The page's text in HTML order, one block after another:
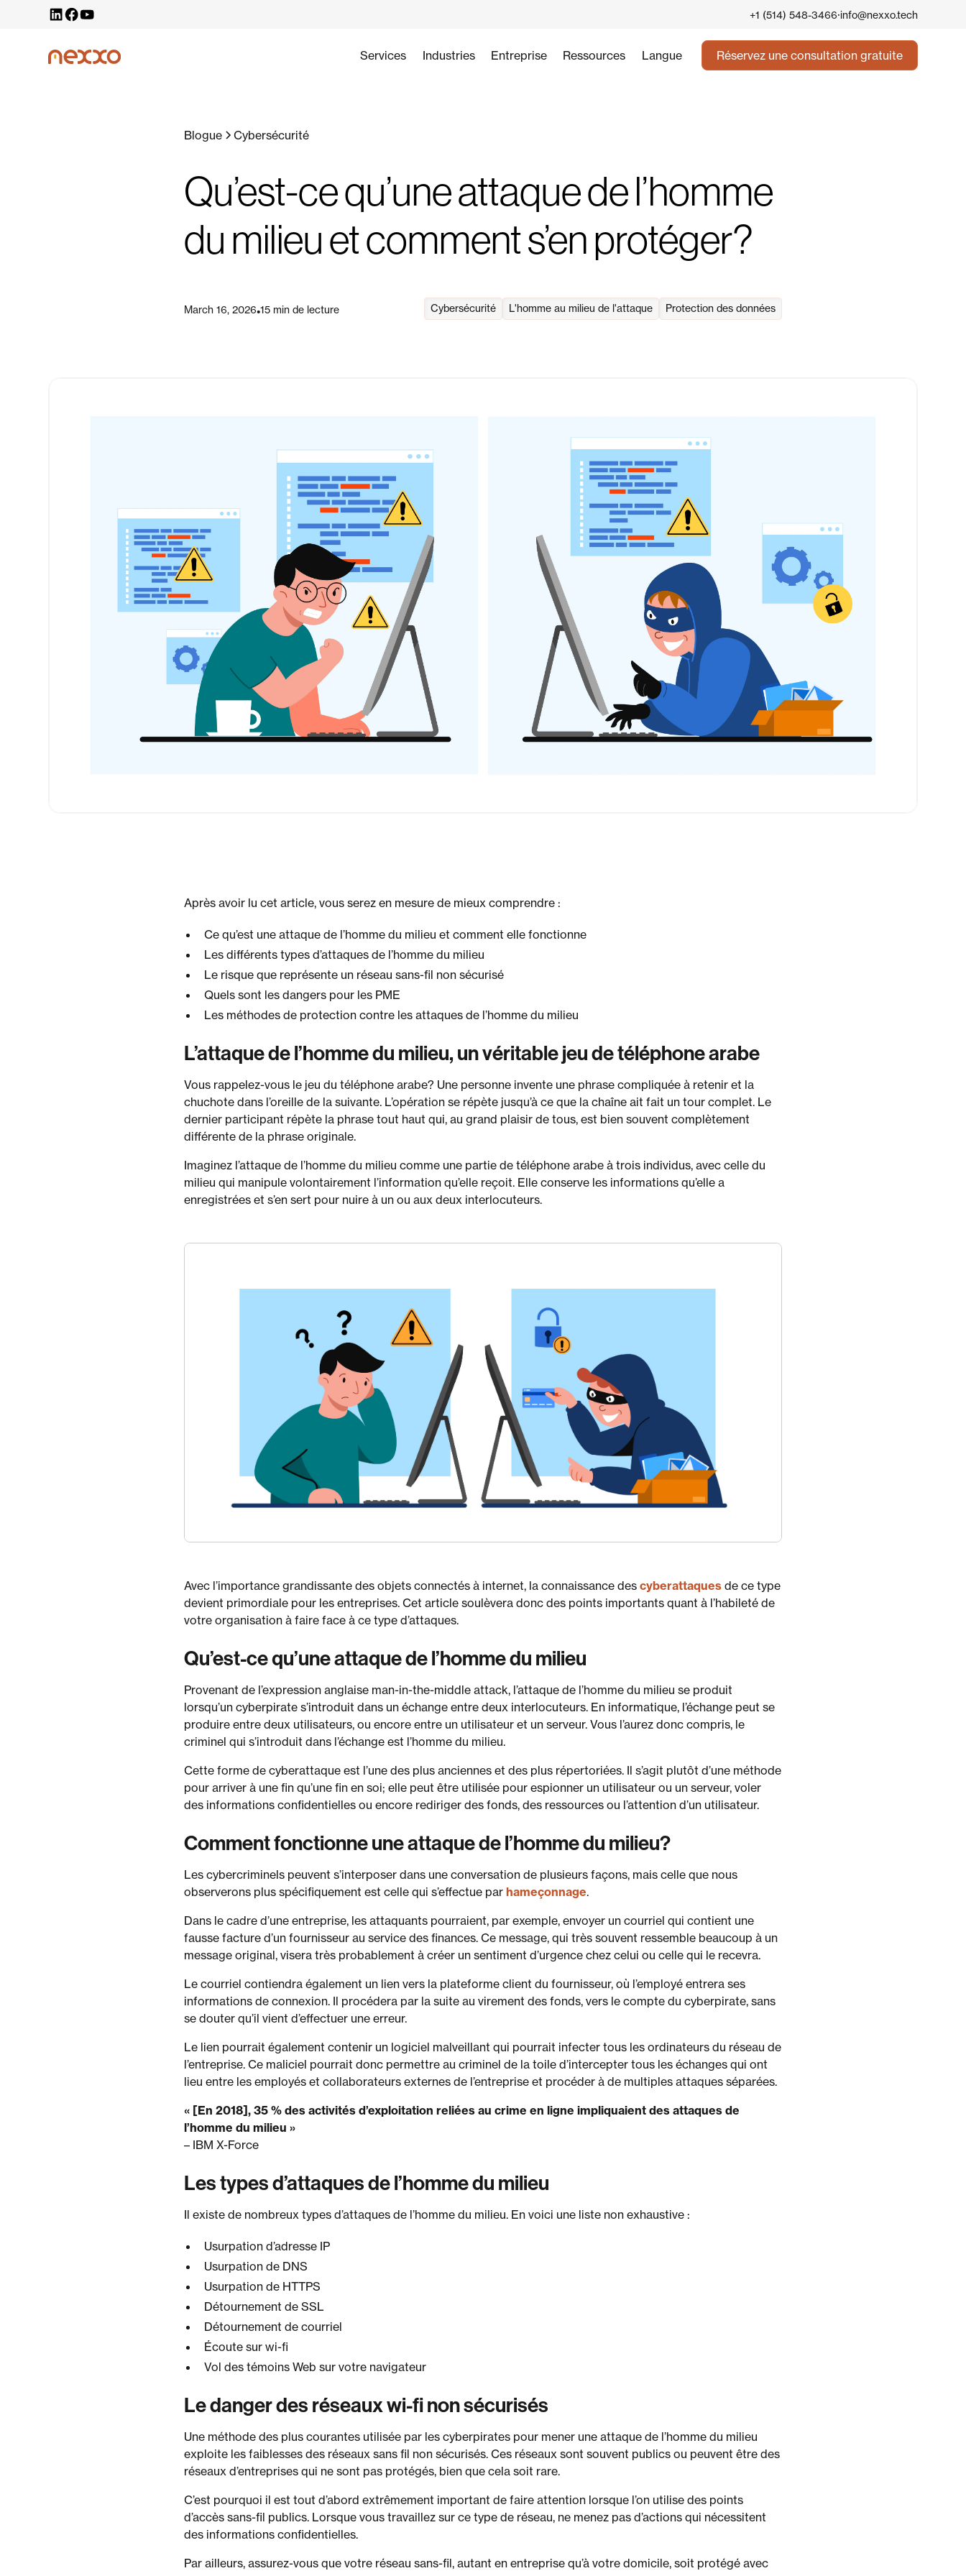
+1 (514) 548-3466·info@nexxo.tech
Services Industries Entreprise Ressources Langue Réservez une consultation gratuite
Blogue Cybersécurité
Qu’est-ce qu’une attaque de l’homme
du milieu et comment s’en protéger?
March 16, 2026•15 min de lecture Cybersécurité L'homme au milieu de l'attaque Protection des données
Après avoir lu cet article, vous serez en mesure de mieux comprendre :
Ce qu’est une attaque de l’homme du milieu et comment elle fonctionne
Les différents types d’attaques de l’homme du milieu
Le risque que représente un réseau sans-fil non sécurisé
Quels sont les dangers pour les PME
Les méthodes de protection contre les attaques de l’homme du milieu
L’attaque de l’homme du milieu, un véritable jeu de téléphone arabe
Vous rappelez-vous le jeu du téléphone arabe? Une personne invente une phrase compliquée à retenir et la
chuchote dans l’oreille de la suivante. L’opération se répète jusqu’à ce que la chaîne ait fait un tour complet. Le
dernier participant répète la phrase tout haut qui, au grand plaisir de tous, est bien souvent complètement
différente de la phrase originale.
Imaginez l’attaque de l’homme du milieu comme une partie de téléphone arabe à trois individus, avec celle du
milieu qui manipule volontairement l’information qu’elle reçoit. Elle conserve les informations qu’elle a
enregistrées et s’en sert pour nuire à un ou aux deux interlocuteurs.
Avec l’importance grandissante des objets connectés à internet, la connaissance des cyberattaques de ce type
devient primordiale pour les entreprises. Cet article soulèvera donc des points importants quant à l’habileté de
votre organisation à faire face à ce type d’attaques.
Qu’est-ce qu’une attaque de l’homme du milieu
Provenant de l’expression anglaise man-in-the-middle attack, l’attaque de l’homme du milieu se produit
lorsqu’un cyberpirate s’introduit dans un échange entre deux interlocuteurs. En informatique, l’échange peut se
produire entre deux utilisateurs, ou encore entre un utilisateur et un serveur. Vous l’aurez donc compris, le
criminel qui s’introduit dans l’échange est l’homme du milieu.
Cette forme de cyberattaque est l’une des plus anciennes et des plus répertoriées. Il s’agit plutôt d’une méthode
pour arriver à une fin qu’une fin en soi; elle peut être utilisée pour espionner un utilisateur ou un serveur, voler
des informations confidentielles ou encore rediriger des fonds, des ressources ou l’attention d’un utilisateur.
Comment fonctionne une attaque de l’homme du milieu?
Les cybercriminels peuvent s’interposer dans une conversation de plusieurs façons, mais celle que nous
observerons plus spécifiquement est celle qui s’effectue par hameçonnage.
Dans le cadre d’une entreprise, les attaquants pourraient, par exemple, envoyer un courriel qui contient une
fausse facture d’un fournisseur au service des finances. Ce message, qui très souvent ressemble beaucoup à un
message original, visera très probablement à créer un sentiment d’urgence chez celui ou celle qui le recevra.
Le courriel contiendra également un lien vers la plateforme client du fournisseur, où l’employé entrera ses
informations de connexion. Il procédera par la suite au virement des fonds, vers le compte du cyberpirate, sans
se douter qu’il vient d’effectuer une erreur.
Le lien pourrait également contenir un logiciel malveillant qui pourrait infecter tous les ordinateurs du réseau de
l’entreprise. Ce maliciel pourrait donc permettre au criminel de la toile d’intercepter tous les échanges qui ont
lieu entre les employés et collaborateurs externes de l’entreprise et procéder à de multiples attaques séparées.
« [En 2018], 35 % des activités d’exploitation reliées au crime en ligne impliquaient des attaques de
l’homme du milieu »
– IBM X-Force
Les types d’attaques de l’homme du milieu
Il existe de nombreux types d’attaques de l’homme du milieu. En voici une liste non exhaustive :
Usurpation d’adresse IP
Usurpation de DNS
Usurpation de HTTPS
Détournement de SSL
Détournement de courriel
Écoute sur wi-fi
Vol des témoins Web sur votre navigateur
Le danger des réseaux wi-fi non sécurisés
Une méthode des plus courantes utilisée par les cyberpirates pour mener une attaque de l’homme du milieu
exploite les faiblesses des réseaux sans fil non sécurisés. Ces réseaux sont souvent publics ou peuvent être des
réseaux d’entreprises qui ne sont pas protégés, bien que cela soit rare.
C’est pourquoi il est tout d’abord extrêmement important de faire attention lorsque l’on utilise des points
d’accès sans-fil publics. Lorsque vous travaillez sur ce type de réseau, ne menez pas d’actions qui nécessitent
des informations confidentielles.
Par ailleurs, assurez-vous que votre réseau sans-fil, autant en entreprise qu’à votre domicile, soit protégé avec